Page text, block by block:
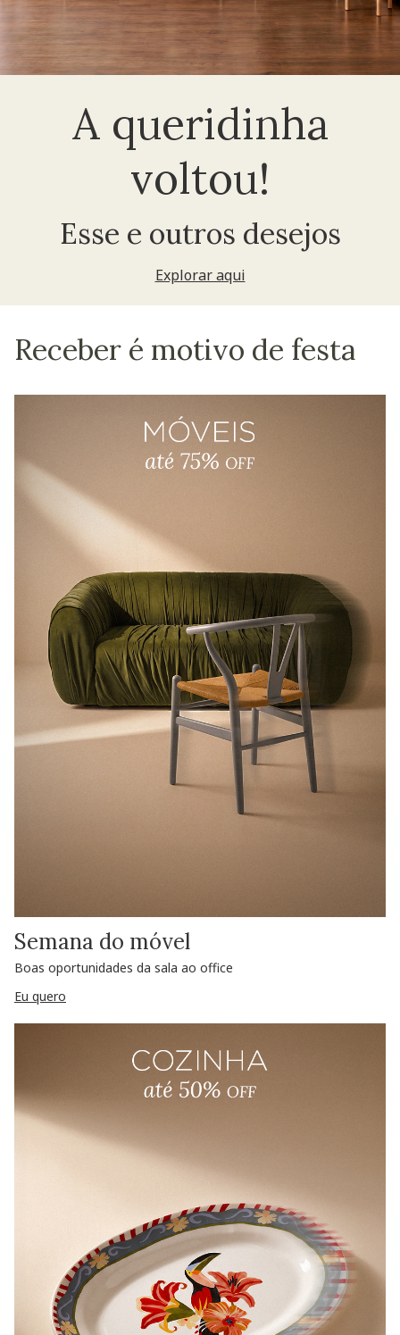
A queridinha
voltou!
Esse e outros desejos
Explorar aqui
Receber é motivo de festa
Semana do móvel
Boas oportunidades da sala ao office
Eu quero